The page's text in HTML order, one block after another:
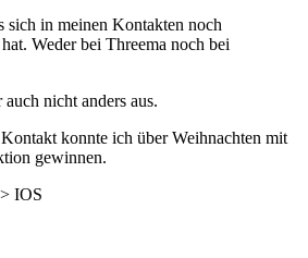
sich in meinen Kontakten noch
Weder bei Threema noch bei
nicht anders aus.
konnte ich über Weihnachten mit
gewinnen.
IOS